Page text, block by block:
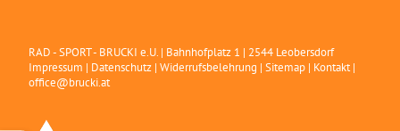
RAD - SPORT - BRUCKI e.U. | Bahnhofplatz 1 | 2544 Leobersdorf
Impressum | Datenschutz |Widerrufsbelehrung |Sitemap | Kontakt|
office@brucki.at